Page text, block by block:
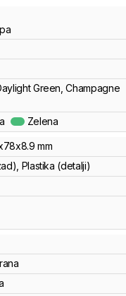
Green, Champagne
Zelena
78x8.9 mm
Plastika (detalji)